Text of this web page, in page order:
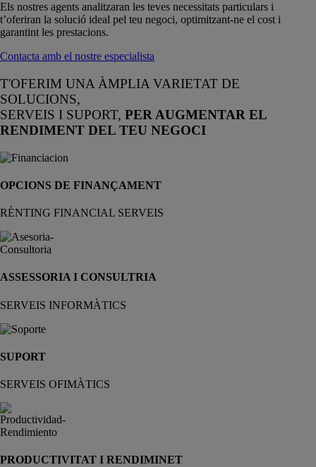
Els nostres agents analitzaran les teves necessitats particulars i
t’oferiran la solució ideal pel teu negoci, optimitzant-ne el cost i
garantint les prestacions.
Contacta amb el nostre especialista
T'OFERIM UNA ÀMPLIA VARIETAT DE
SOLUCIONS,
SERVEIS I SUPORT, PER AUGMENTAR EL
RENDIMENT DEL TEU NEGOCI
OPCIONS DE FINANÇAMENT
RÈNTING FINANCIAL SERVEIS
ASSESSORIA I CONSULTRIA
SERVEIS INFORMÀTICS
SUPORT
SERVEIS OFIMÀTICS
PRODUCTIVITAT I RENDIMINET